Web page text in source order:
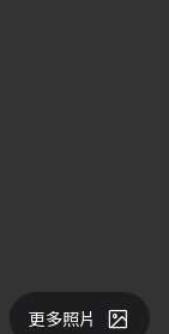
更多照片